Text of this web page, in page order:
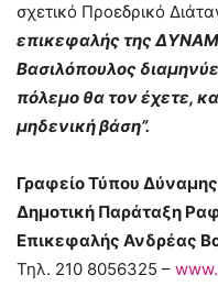
σχετικό Προεδρικό
επικεφαλής της
Βασιλόπουλος
πόλεμο θα τον έχετε,
μηδενική βάση”.
Γραφείο Τύπου
Δημοτική Παράταξη
Επικεφαλής Ανδρέας
Τηλ. 210 8056325 –